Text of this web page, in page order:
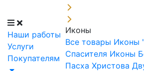
Наши работы
Услуги
Покупателям
Иконы
Все товары Иконы
Спасителя Иконы
Пасха Христова